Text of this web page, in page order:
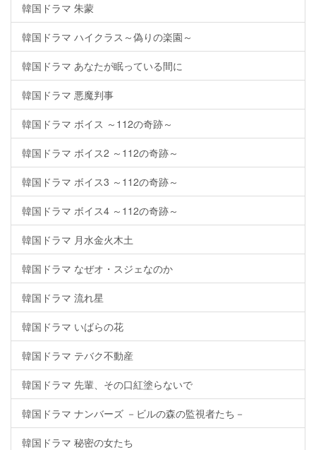
韓国ドラマ 朱蒙
韓国ドラマ ハイクラス～偽りの楽園～
韓国ドラマ あなたが眠っている間に
韓国ドラマ 悪魔判事
韓国ドラマ ボイス ～112の奇跡～
韓国ドラマ ボイス2 ～112の奇跡～
韓国ドラマ ボイス3 ～112の奇跡～
韓国ドラマ ボイス4 ～112の奇跡～
韓国ドラマ 月水金火木土
韓国ドラマ なぜオ・スジェなのか
韓国ドラマ 流れ星
韓国ドラマ いばらの花
韓国ドラマ テバク不動産
韓国ドラマ 先輩、その口紅塗らないで
韓国ドラマ ナンバーズ －ビルの森の監視者たち－
韓国ドラマ 秘密の女たち